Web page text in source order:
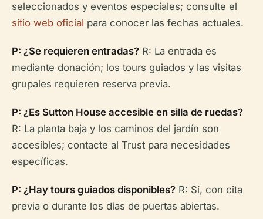
seleccionados y eventos especiales; consulte el
sitio web oficial para conocer las fechas actuales.
P: ¿Se requieren entradas? R: La entrada es
mediante donación; los tours guiados y las visitas
grupales requieren reserva previa.
P: ¿Es Sutton House accesible en silla de ruedas?
R: La planta baja y los caminos del jardín son
accesibles; contacte al Trust para necesidades
específicas.
P: ¿Hay tours guiados disponibles? R: Sí, con cita
previa o durante los días de puertas abiertas.